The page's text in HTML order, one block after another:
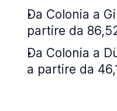
Da Colonia a
partire da
Da Colonia a
a partire da